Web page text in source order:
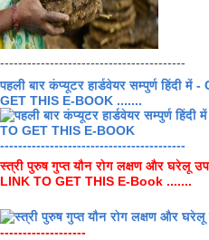
-----------------------------------------
पहली बार कंप्यूटर हार्डवेयर सम्पुर्ण
GET THIS E-BOOK .......
-----------------------------------------
स्त्री पुरुष गुप्त यौन रोग लक्षण और घरेलू
LINK TO GET THIS E-Book .......
-------------------